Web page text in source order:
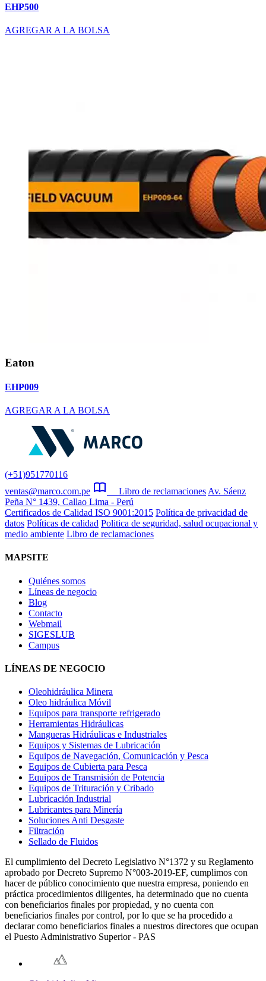
EHP500
AGREGAR A LA BOLSA
Eaton
EHP009
AGREGAR A LA BOLSA
(+51)951770116
ventas@marco.com.pe
Libro de reclamaciones Av. Sáenz
Peña N° 1439, Callao Lima - Perú
Certificados de Calidad ISO 9001:2015 Política de privacidad de
datos Políticas de calidad Politica de seguridad, salud ocupacional y
medio ambiente Libro de reclamaciones
MAPSITE
Quiénes somos
Líneas de negocio
Blog
Contacto
Webmail
SIGESLUB
Campus
LÍNEAS DE NEGOCIO
Oleohidráulica Minera
Oleo hidráulica Móvil
Equipos para transporte refrigerado
Herramientas Hidráulicas
Mangueras Hidráulicas e Industriales
Equipos y Sistemas de Lubricación
Equipos de Navegación, Comunicación y Pesca
Equipos de Cubierta para Pesca
Equipos de Transmisión de Potencia
Equipos de Trituración y Cribado
Lubricación Industrial
Lubricantes para Minería
Soluciones Anti Desgaste
Filtración
Sellado de Fluidos
El cumplimiento del Decreto Legislativo N°1372 y su Reglamento
aprobado por Decreto Supremo N°003-2019-EF, cumplimos con
hacer de público conocimiento que nuestra empresa, poniendo en
práctica procedimientos diligentes, ha determinado que no cuenta
con beneficiarios finales por propiedad, y no cuenta con
beneficiarios finales por control, por lo que se ha procedido a
declarar como beneficiarios finales a nuestros directores que ocupan
el Puesto Administrativo Superior - PAS